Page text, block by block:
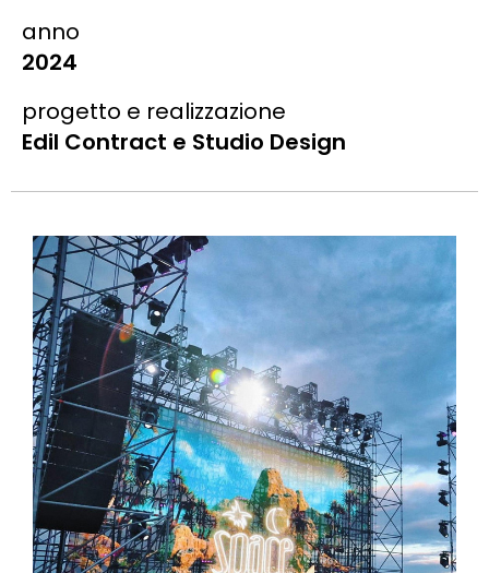
anno
2024
progetto e realizzazione
Edil Contract e Studio Design